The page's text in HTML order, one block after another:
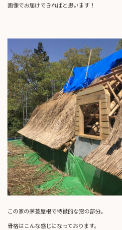
画像でお届けできればと思います！
この家の茅葺屋根で特徴的な窓の部分。
骨格はこんな感じになっております。